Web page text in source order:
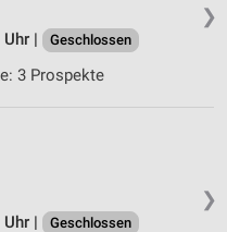
❯
|
Geschlossen
3 Prospekte
❯
|
Geschlossen